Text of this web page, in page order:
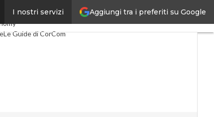
Aggiungi tra i preferiti su Google
I nostri servizi
Industria 4.0
Le Guide di CorCom